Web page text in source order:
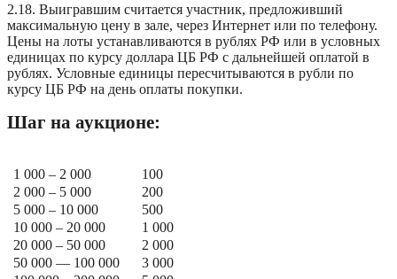
2.18. Выигравшим считается участник, предложивший
максимальную цену в зале, через Интернет или по телефону.
Цены на лоты устанавливаются в рублях РФ или в условных
единицах по курсу доллара ЦБ РФ с дальнейшей оплатой в
рублях. Условные единицы пересчитываются в рубли по
курсу ЦБ РФ на день оплаты покупки.
Шаг на аукционе:
1 000 – 2 000
100
2 000 – 5 000
200
5 000 – 10 000
500
10 000 – 20 000
1 000
20 000 – 50 000
2 000
50 000 — 100 000
3 000